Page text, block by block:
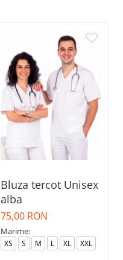
Bluza tercot Unisex
alba
75,00 RON
Marime:
XS S M L XL XXL